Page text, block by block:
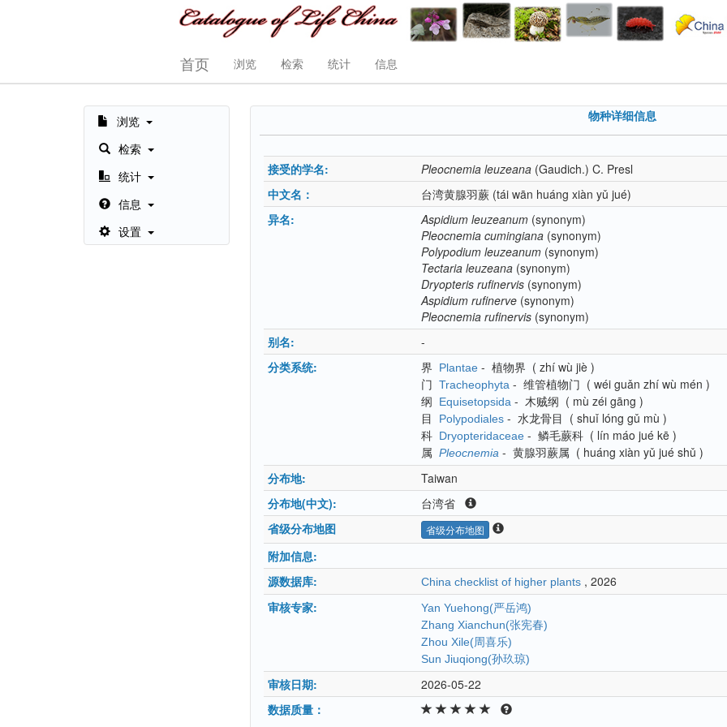
首页 浏览 检索 统计 信息
浏览
检索
统计
信息
设置
物种详细信息
接受的学名: Pleocnemia leuzeana (Gaudich.) C. Presl
中文名：
台湾黄腺羽蕨 (tái wān huáng xiàn yǔ jué)
异名:
Aspidium leuzeanum (synonym)
Pleocnemia cumingiana (synonym)
Polypodium leuzeanum (synonym)
Tectaria leuzeana (synonym)
Dryopteris rufinervis (synonym)
Aspidium rufinerve (synonym)
Pleocnemia rufinervis (synonym)
别名:
-
分类系统:
界 Plantae - 植物界 ( zhí wù jiè )
门 Tracheophyta - 维管植物门 ( wéi guǎn zhí wù mén )
纲
Equisetopsida - 木贼纲 ( mù zéi gāng )
目
Polypodiales - 水龙骨目 ( shuǐ lóng gǔ mù )
科 Dryopteridaceae - 鳞毛蕨科 ( lín máo jué kē )
属 Pleocnemia - 黄腺羽蕨属 ( huáng xiàn yǔ jué shǔ )
分布地:
Taiwan
分布地(中文):
台湾省
省级分布地图
省级分布地图
附加信息:
源数据库:
China checklist of higher plants , 2026
审核专家:
Yan Yuehong(严岳鸿)
Zhang Xianchun(张宪春)
Zhou Xile(周喜乐)
Sun Jiuqiong(孙玖琼)
审核日期:
2026-05-22
数据质量：